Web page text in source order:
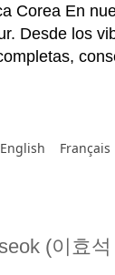
Corea En
Desde los
English
Français
(이효